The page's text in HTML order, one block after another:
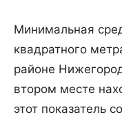
Минимальная
квадратного
районе
втором месте
этот показатель